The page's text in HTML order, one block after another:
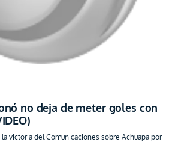
no deja de meter goles con
victoria del Comunicaciones sobre Achuapa por